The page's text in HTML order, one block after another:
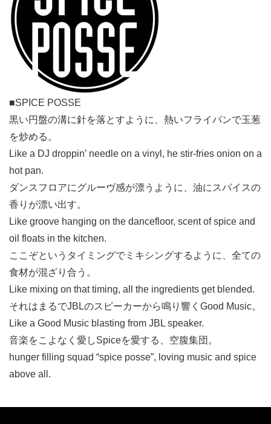
■SPICE POSSE
黒い円盤の溝に針を落とすように、熱いフライパンで玉葱
を炒める。
Like a DJ droppin’ needle on a vinyl, he stir-fries onion on a
hot pan.
ダンスフロアにグルーヴ感が漂うように、油にスパイスの
香りが漂い出す。
Like groove hanging on the dancefloor, scent of spice and
oil floats in the kitchen.
ここぞというタイミングでミキシングするように、全ての
食材が混ざり合う。
Like mixing on that timing, all the ingredients get blended.
それはまるでJBLのスピーカーから鳴り響くGood Music。
Like a Good Music blasting from JBL speaker.
音楽をこよなく愛しSpiceを愛する、空腹集団。
hunger filling squad “spice posse”, loving music and spice
above all.